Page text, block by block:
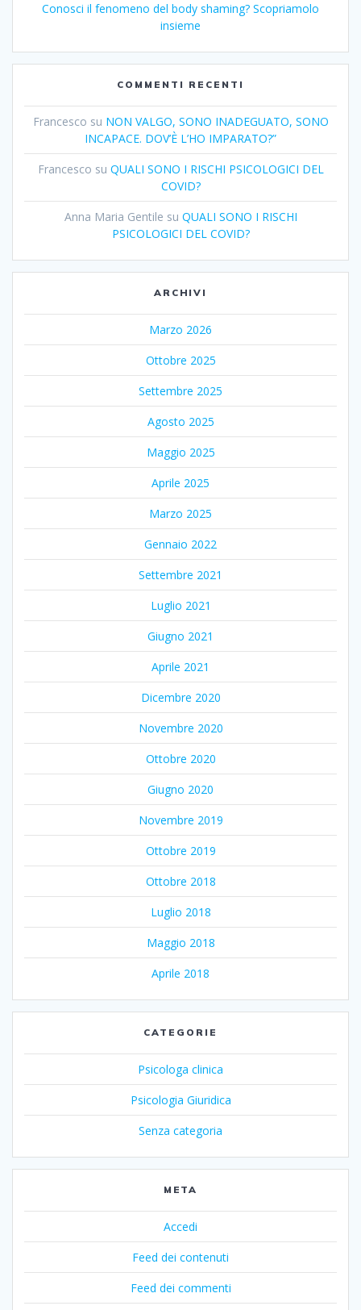
Conosci il fenomeno del body shaming? Scopriamolo
insieme
COMMENTI RECENTI
Francesco su NON VALGO, SONO INADEGUATO, SONO
INCAPACE. DOV’È L’HO IMPARATO?”
Francesco su QUALI SONO I RISCHI PSICOLOGICI DEL
COVID?
Anna Maria Gentile su QUALI SONO I RISCHI
PSICOLOGICI DEL COVID?
ARCHIVI
Marzo 2026
Ottobre 2025
Settembre 2025
Agosto 2025
Maggio 2025
Aprile 2025
Marzo 2025
Gennaio 2022
Settembre 2021
Luglio 2021
Giugno 2021
Aprile 2021
Dicembre 2020
Novembre 2020
Ottobre 2020
Giugno 2020
Novembre 2019
Ottobre 2019
Ottobre 2018
Luglio 2018
Maggio 2018
Aprile 2018
CATEGORIE
Psicologa clinica
Psicologia Giuridica
Senza categoria
META
Accedi
Feed dei contenuti
Feed dei commenti